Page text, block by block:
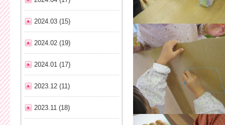
2024.03 (15)
2024.02 (19)
2024.01 (17)
2023.12 (11)
2023.11 (18)